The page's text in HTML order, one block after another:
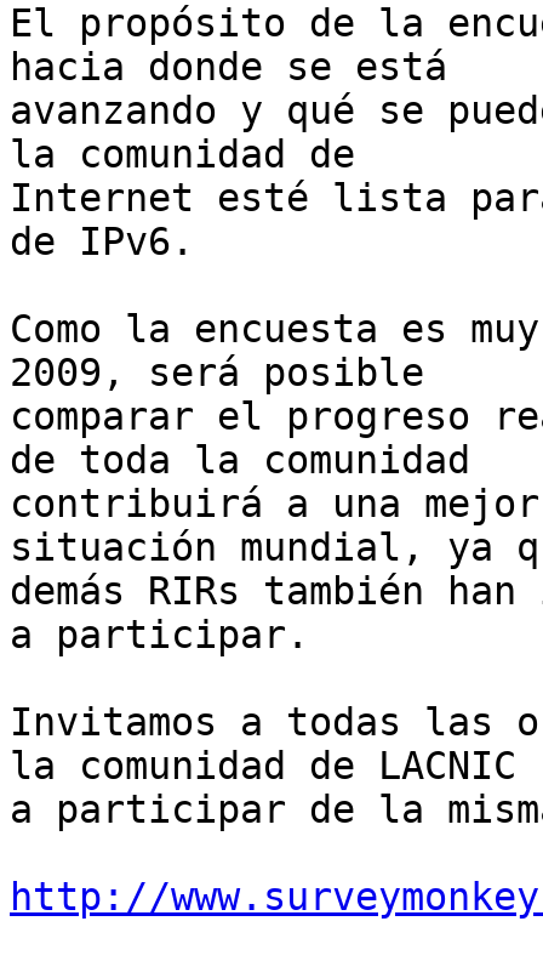
El propósito de la
hacia donde se está
avanzando y qué se
la comunidad de
Internet esté lista
de IPv6.
Como la encuesta es
2009, será posible
comparar el progreso
de toda la comunidad
contribuirá a una
situación mundial, ya
demás RIRs también
a participar.
Invitamos a todas las
la comunidad de LACNIC
a participar de la
http://